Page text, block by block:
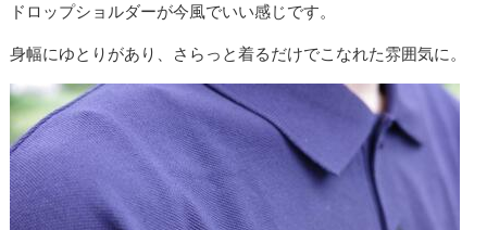
ドロップショルダーが今風でいい感じです。
身幅にゆとりがあり、さらっと着るだけでこなれた雰囲気に。